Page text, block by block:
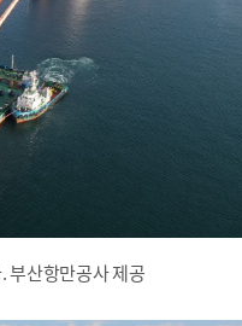
부산항만공사 제공